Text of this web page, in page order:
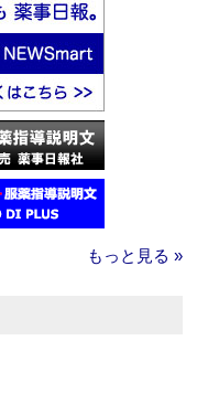
もっと見る »